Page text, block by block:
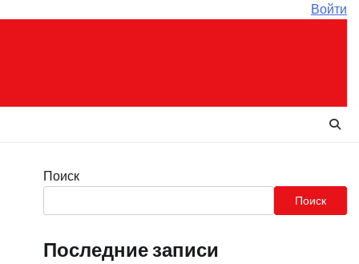
Войти
Поиск
Поиск
Последние записи